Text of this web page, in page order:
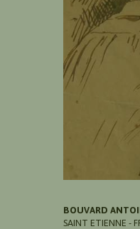
BOUVARD
SAINT ETIENNE -